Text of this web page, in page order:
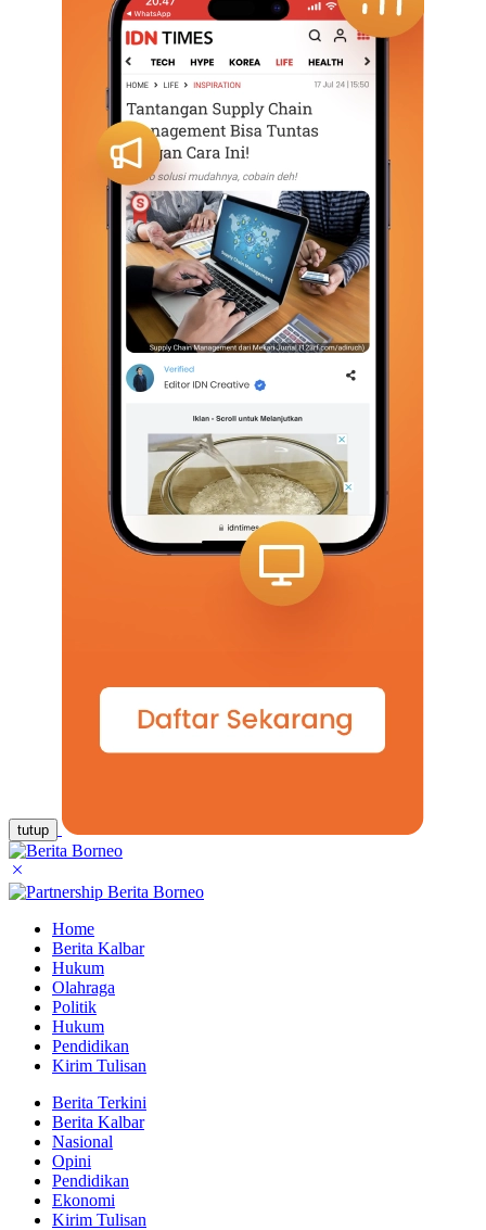
tutup
Home
Berita Kalbar
Hukum
Olahraga
Politik
Hukum
Pendidikan
Kirim Tulisan
Berita Terkini
Berita Kalbar
Nasional
Opini
Pendidikan
Ekonomi
Kirim Tulisan